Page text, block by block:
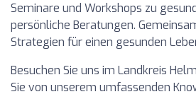
Seminare und Workshops zu
persönliche Beratungen.
Strategien für einen gesunden
Besuchen Sie uns im Landkreis
Sie von unserem umfassenden